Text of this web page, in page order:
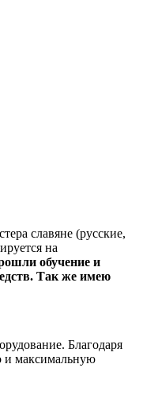
славяне (русские,
на
обучение и
Так же имею
Благодаря
и максимальную